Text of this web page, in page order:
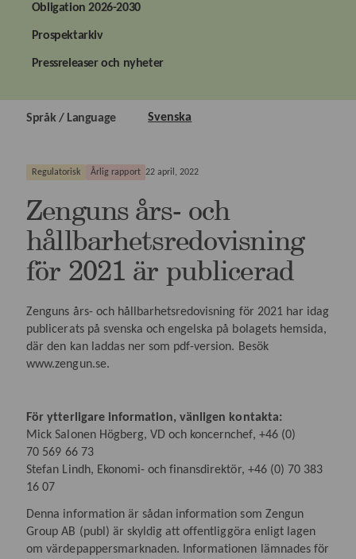
Obligation 2026-2030
Prospektarkiv
Pressreleaser och nyheter
Språk / Language Svenska
Regulatorisk Årlig rapport 22 april, 2022
Zenguns års- och
hållbarhetsredovisning
för 2021 är publicerad
Zenguns års- och hållbarhetsredovisning för 2021 har idag
publicerats på svenska och engelska på bolagets hemsida,
där den kan laddas ner som pdf-version. Besök
www.zengun.se.
För ytterligare information, vänligen kontakta:
Mick Salonen Högberg, VD och koncernchef, +46 (0)
70 569 66 73
Stefan Lindh, Ekonomi- och finansdirektör, +46 (0) 70 383
16 07
Denna information är sådan information som Zengun
Group AB (publ) är skyldig att offentliggöra enligt lagen
om värdepappersmarknaden. Informationen lämnades för